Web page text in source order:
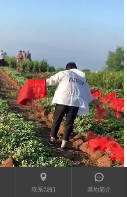
㕻
联系我们
󰀨
基地简介